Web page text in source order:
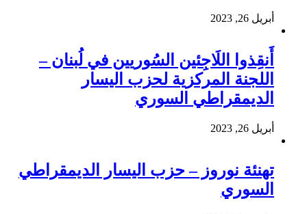
أبريل 26, 2023
أَنقِذوا اللَاجِئين السُوريين في لُبنان –
اللجنة المركزية لحزب اليسار
الديمقراطي السوري
أبريل 26, 2023
تهنئة نوروز – حزب اليسار الديمقراطي
السوري